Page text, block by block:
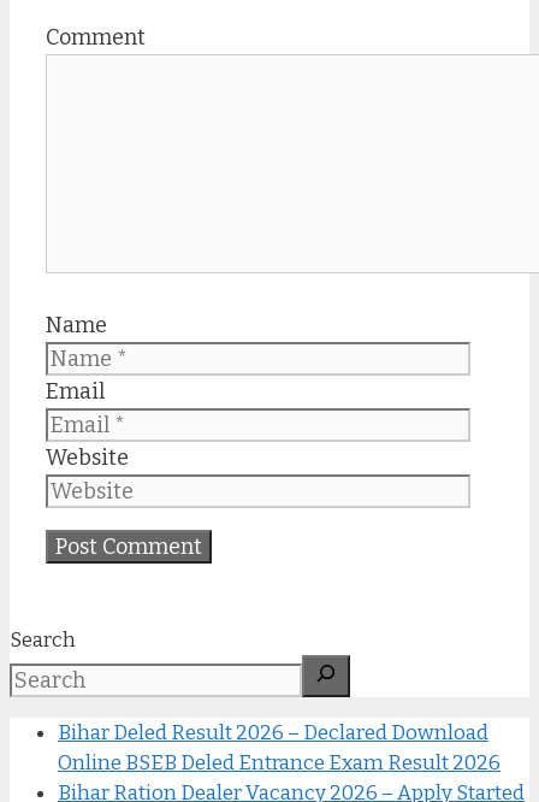
Comment
Name
Email
Website
Search
Bihar Deled Result 2026 – Declared Download
Online BSEB Deled Entrance Exam Result 2026
Bihar Ration Dealer Vacancy 2026 – Apply Started